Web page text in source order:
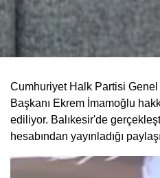
Cumhuriyet Halk Partisi
Başkanı Ekrem İmamoğlu
ediliyor. Balıkesir'de
hesabından yayınladığı